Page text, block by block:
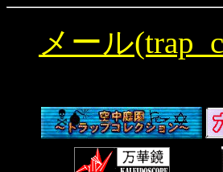
メール